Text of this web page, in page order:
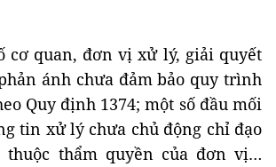
cơ quan, đơn vị xử lý, giải quyết
ánh chưa đảm bảo quy trình
Quy định 1374; một số đầu mối
tin xử lý chưa chủ động chỉ đạo
thẩm quyền của đơn vị…